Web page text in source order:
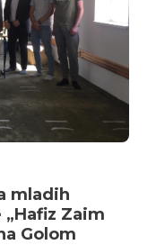
mladih
Zaim
Golom